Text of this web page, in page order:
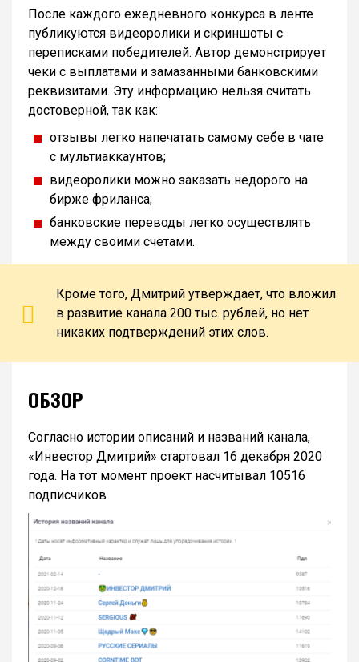
После каждого ежедневного конкурса в ленте
публикуются видеоролики и скриншоты с
переписками победителей. Автор демонстрирует
чеки с выплатами и замазанными банковскими
реквизитами. Эту информацию нельзя считать
достоверной, так как:
отзывы легко напечатать самому себе в чате
с мультиаккаунтов;
видеоролики можно заказать недорого на
бирже фриланса;
банковские переводы легко осуществлять
между своими счетами.
Кроме того, Дмитрий утверждает, что вложил
в развитие канала 200 тыс. рублей, но нет
никаких подтверждений этих слов.
ОБЗОР
Согласно истории описаний и названий канала,
«Инвестор Дмитрий» стартовал 16 декабря 2020
года. На тот момент проект насчитывал 10516
подписчиков.